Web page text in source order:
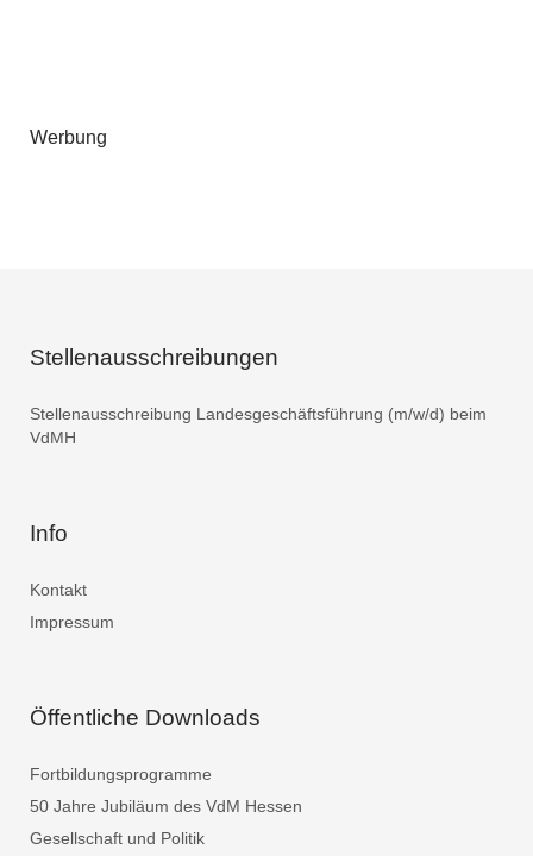
Werbung
Stellenausschreibungen
Stellenausschreibung Landesgeschäftsführung (m/w/d) beim
VdMH
Info
Kontakt
Impressum
Öffentliche Downloads
Fortbildungsprogramme
50 Jahre Jubiläum des VdM Hessen
Gesellschaft und Politik